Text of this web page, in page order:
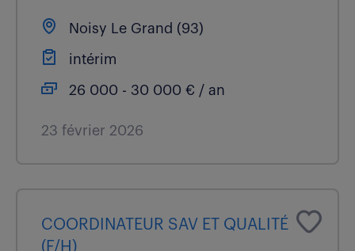
Noisy Le Grand (93)
intérim
26 000 - 30 000 € / an
23 février 2026
COORDINATEUR SAV ET QUALITÉ
(F/H)